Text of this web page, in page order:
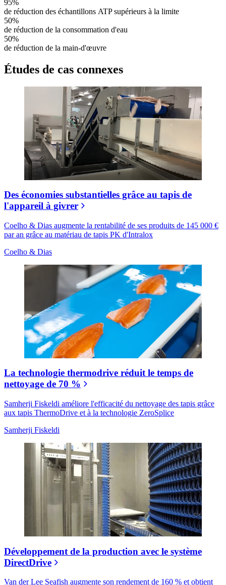
95%
de réduction des échantillons ATP supérieurs à la limite
50%
de réduction de la consommation d'eau
50%
de réduction de la main-d'œuvre
Études de cas connexes
Des économies substantielles grâce au tapis de
l'appareil à givrer
Coelho & Dias augmente la rentabilité de ses produits de 145 000 €
par an grâce au matériau de tapis PK d'Intralox
Coelho & Dias
La technologie thermodrive réduit le temps de
nettoyage de 70 %
Samherji Fiskeldi améliore l'efficacité du nettoyage des tapis grâce
aux tapis ThermoDrive et à la technologie ZeroSplice
Samherji Fiskeldi
Développement de la production avec le système
DirectDrive
Van der Lee Seafish augmente son rendement de 160 % et obtient